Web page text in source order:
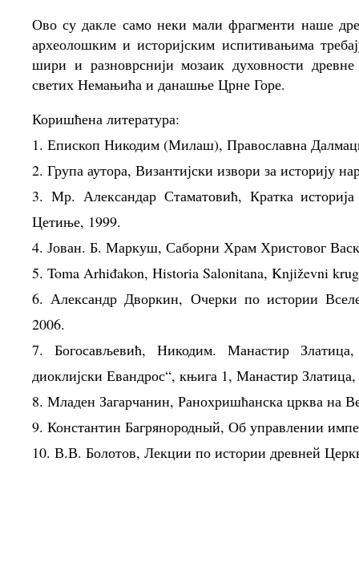
Ово су дакле само неки мали фрагменти наше
археолошким и историјским испитивањима
шири и разноврснији мозаик духовности
светих Немањића и данашње Црне Горе.
Коришћена литература:
1. Епископ Никодим (Милаш), Православна
2. Група аутора, Византијски извори за историју
3. Мр. Александар Стаматовић, Кратка
Цетиње, 1999.
4. Јован. Б. Маркуш, Саборни Храм Христовог
5. Toma Arhiđakon, Historia Salonitana, Književni
6. Александр Дворкин, Очерки по истории
2006.
7. Богосављевић, Никодим. Манастир
диоклијски Евандрос“, књига 1, Манастир
8. Младен Загарчанин, Ранохришћанска црква на
9. Константин Багрянородный, Об управлении
10. В.В. Болотов, Лекции по истории древней